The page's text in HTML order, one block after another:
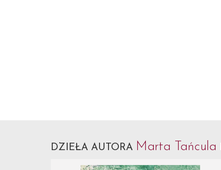
DZIEŁA AUTORA Marta Tańcula